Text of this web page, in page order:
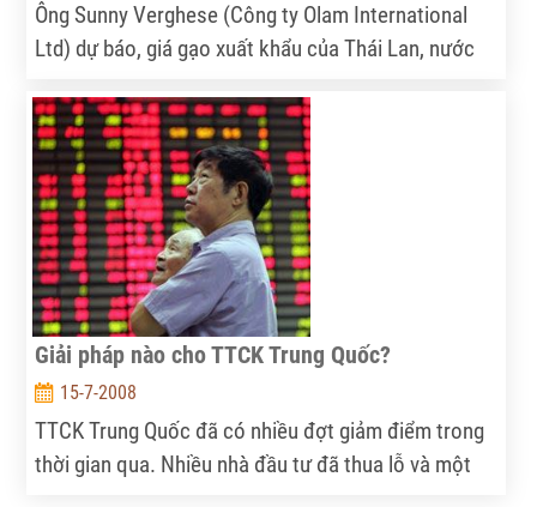
Ông Sunny Verghese (Công ty Olam International
Ltd) dự báo, giá gạo xuất khẩu của Thái Lan, nước
nay tới tháng 8/2009 do sản lượng gạo thế giới tăng
lên. Thái Lan có sản lượng gạo vụ tháng 5-tháng 6
tăng 29% so với cùng vụ 2007, do giá tăng khuyến
khích nông dân tăng cường trồng lúa.
Giải pháp nào cho TTCK Trung Quốc?
15-7-2008
TTCK Trung Quốc đã có nhiều đợt giảm điểm trong
thời gian qua. Nhiều nhà đầu tư đã thua lỗ và một